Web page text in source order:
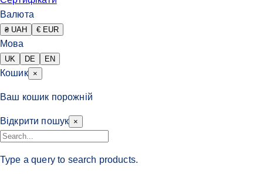
Валюта
₴ UAH € EUR
Мова
UK DE EN
Кошик ×
Ваш кошик порожній
Відкрити пошук ×
Type a query to search products.